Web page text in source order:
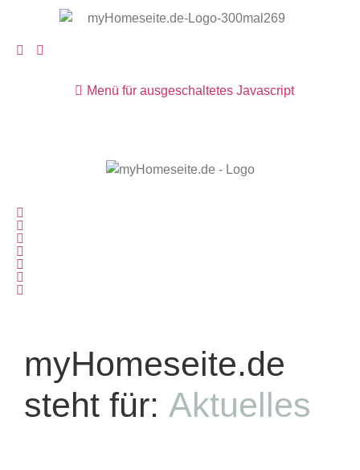
Menü für ausgeschaltetes Javascript
myHomeseite.de
steht für: Aktuelles